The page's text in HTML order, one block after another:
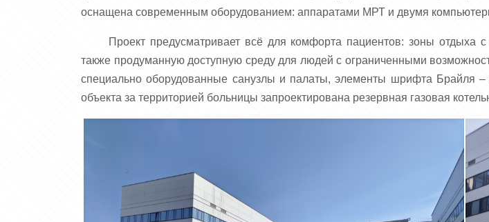
оснащена современным оборудованием: аппаратами МРТ и двумя
Проект предусматривает всё для комфорта пациентов: зоны
также продуманную доступную среду для людей с ограниченными
специально оборудованные санузлы и палаты, элементы шрифта Брайля –
объекта за территорией больницы запроектирована резервная газовая